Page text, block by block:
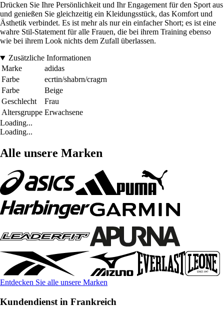
Drücken Sie Ihre Persönlichkeit und Ihr Engagement für den Sport aus
und genießen Sie gleichzeitig ein Kleidungsstück, das Komfort und
Ästhetik verbindet. Es ist mehr als nur ein einfacher Short; es ist eine
wahre Stil-Statement für alle Frauen, die bei ihrem Training ebenso
wie bei ihrem Look nichts dem Zufall überlassen.
Zusätzliche Informationen
Marke
adidas
Farbe
ecrtin/shabrn/cragrn
Farbe
Beige
Geschlecht
Frau
Altersgruppe Erwachsene
Loading...
Loading...
Alle unsere Marken
Entdecken Sie alle unsere Marken
Kundendienst in Frankreich